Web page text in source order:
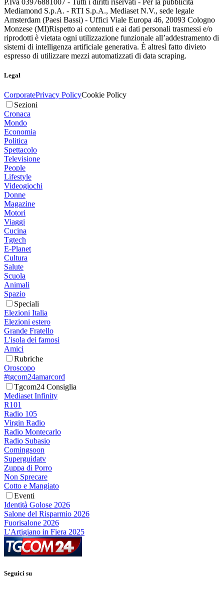
Mediamond S.p.A. - RTI S.p.A., Mediaset N.V., sede legale
Amsterdam (Paesi Bassi) - Uffici Viale Europa 46, 20093 Cologno
Monzese (MI)Rispetto ai contenuti e ai dati personali trasmessi e/o
riprodotti è vietata ogni utilizzazione funzionale all’addestramento di
sistemi di intelligenza artificiale generativa. È altresì fatto divieto
espresso di utilizzare mezzi automatizzati di data scraping.
Legal
CorporatePrivacy PolicyCookie Policy
Sezioni
Cronaca
Mondo
Economia
Politica
Spettacolo
Televisione
People
Lifestyle
Videogiochi
Donne
Magazine
Motori
Viaggi
Cucina
Tgtech
E-Planet
Cultura
Salute
Scuola
Animali
Spazio
Speciali
Elezioni Italia
Elezioni estero
Grande Fratello
L'isola dei famosi
Amici
Rubriche
Oroscopo
#tgcom24amarcord
Tgcom24 Consiglia
Mediaset Infinity
R101
Radio 105
Virgin Radio
Radio Montecarlo
Radio Subasio
Comingsoon
Superguidatv
Zuppa di Porro
Non Sprecare
Cotto e Mangiato
Eventi
Identità Golose 2026
Salone del Risparmio 2026
Fuorisalone 2026
L'Artigiano in Fiera 2025
Seguici su